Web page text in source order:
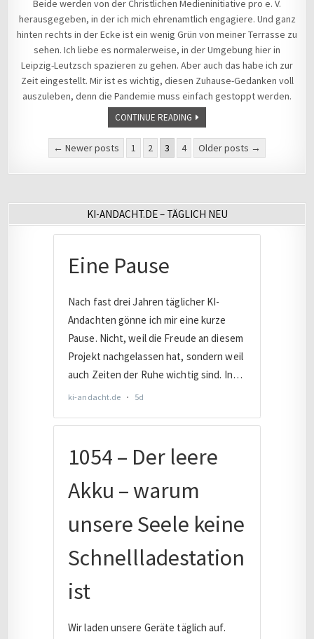
Beide werden von der Christlichen Medieninitiative pro e. V.
herausgegeben, in der ich mich ehrenamtlich engagiere. Und ganz
hinten rechts in der Ecke ist ein wenig Grün von meiner Terrasse zu
sehen. Ich liebe es normalerweise, in der Umgebung hier in
Leipzig-Leutzsch spazieren zu gehen. Aber auch das habe ich zur
Zeit eingestellt. Mir ist es wichtig, diesen Zuhause-Gedanken voll
auszuleben, denn die Pandemie muss einfach gestoppt werden.
CONTINUE READING
Seitennummerierung
← Newer posts 1 2 3 4 Older posts →
KI-ANDACHT.DE – TÄGLICH NEU